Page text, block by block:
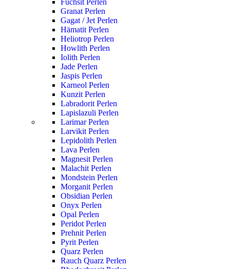
Fuchsit Perlen
Granat Perlen
Gagat / Jet Perlen
Hämatit Perlen
Heliotrop Perlen
Howlith Perlen
Iolith Perlen
Jade Perlen
Jaspis Perlen
Karneol Perlen
Kunzit Perlen
Labradorit Perlen
Lapislazuli Perlen
Larimar Perlen
Larvikit Perlen
Lepidolith Perlen
Lava Perlen
Magnesit Perlen
Malachit Perlen
Mondstein Perlen
Morganit Perlen
Obsidian Perlen
Onyx Perlen
Opal Perlen
Peridot Perlen
Prehnit Perlen
Pyrit Perlen
Quarz Perlen
Rauch Quarz Perlen